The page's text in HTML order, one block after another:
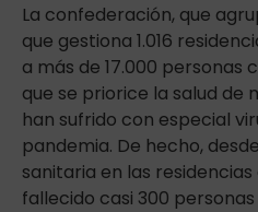
La confederación, que
que gestiona 1.016
a más de 17.000 personas
que se priorice la salud de
han sufrido con especial
pandemia. De hecho,
sanitaria en las
fallecido casi 300